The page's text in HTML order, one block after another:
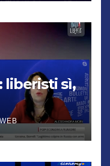
liberisti sì,